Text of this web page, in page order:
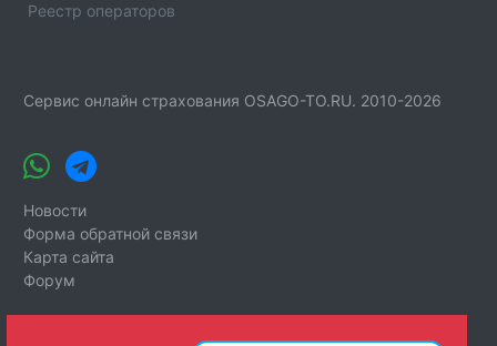
Реестр операторов
Сервис онлайн страхования OSAGO-TO.RU. 2010-2026
Новости
Форма обратной связи
Карта сайта
Форум